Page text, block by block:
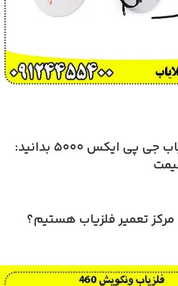
قبل از خرید فلزیاب جی پی ایکس 5000 بدانید:
مرکز تعمیر فلزیاب هستیم؟